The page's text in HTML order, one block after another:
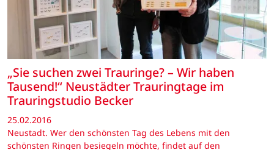
„Sie suchen zwei Trauringe? – Wir haben
Tausend!“ Neustädter Trauringtage im
Trauringstudio Becker
25.02.2016
Neustadt. Wer den schönsten Tag des Lebens mit den
schönsten Ringen besiegeln möchte, findet auf den